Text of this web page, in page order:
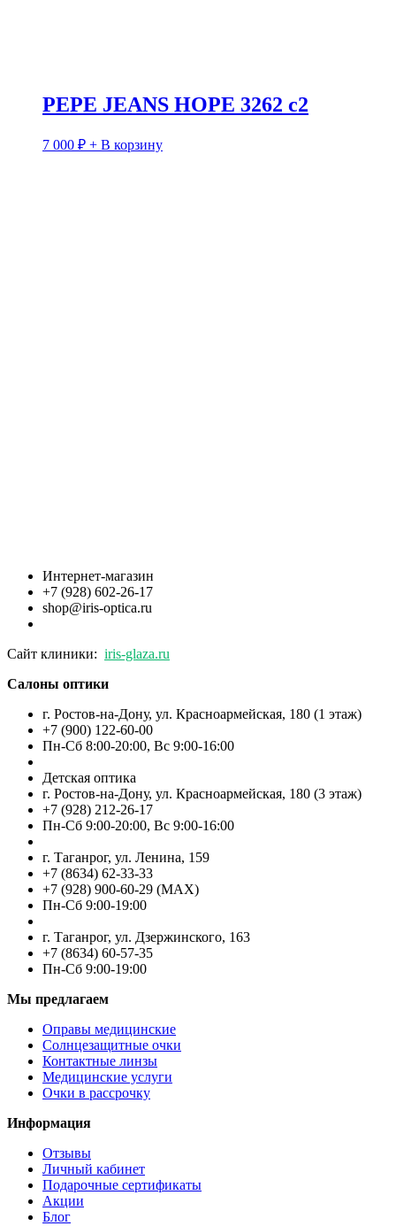
PEPE JEANS HOPE 3262 c2
7 000 ₽ + В корзину
Интернет-магазин
+7 (928) 602-26-17
shop@iris-optica.ru
Сайт клиники: iris-glaza.ru
Салоны оптики
г. Ростов-на-Дону, ул. Красноармейская, 180 (1 этаж)
+7 (900) 122-60-00
Пн-Cб 8:00-20:00, Вс 9:00-16:00
Детская оптика
г. Ростов-на-Дону, ул. Красноармейская, 180 (3 этаж)
+7 (928) 212-26-17
Пн-Cб 9:00-20:00, Вс 9:00-16:00
г. Таганрог, ул. Ленина, 159
+7 (8634) 62-33-33
+7 (928) 900-60-29 (MAX)
Пн-Cб 9:00-19:00
г. Таганрог, ул. Дзержинского, 163
+7 (8634) 60-57-35
Пн-Сб 9:00-19:00
Мы предлагаем
Оправы медицинские
Солнцезащитные очки
Контактные линзы
Медицинские услуги
Очки в рассрочку
Информация
Отзывы
Личный кабинет
Подарочные сертификаты
Акции
Блог